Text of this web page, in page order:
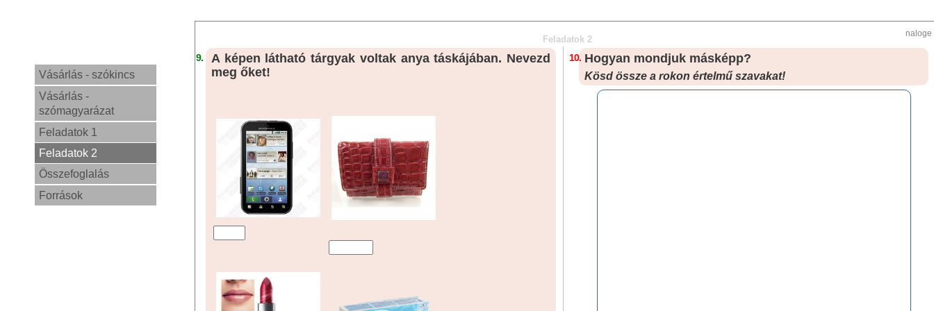
Vásárlás - szókincs
Vásárlás -
szómagyarázat
Feladatok 1
Feladatok 2
Összefoglalás
Források
naloge
Feladatok 2
9.
A képen látható tárgyak voltak anya táskájában. Nevezd
meg őket!
10. Hogyan mondjuk másképp?
Kösd össze a rokon értelmű szavakat!